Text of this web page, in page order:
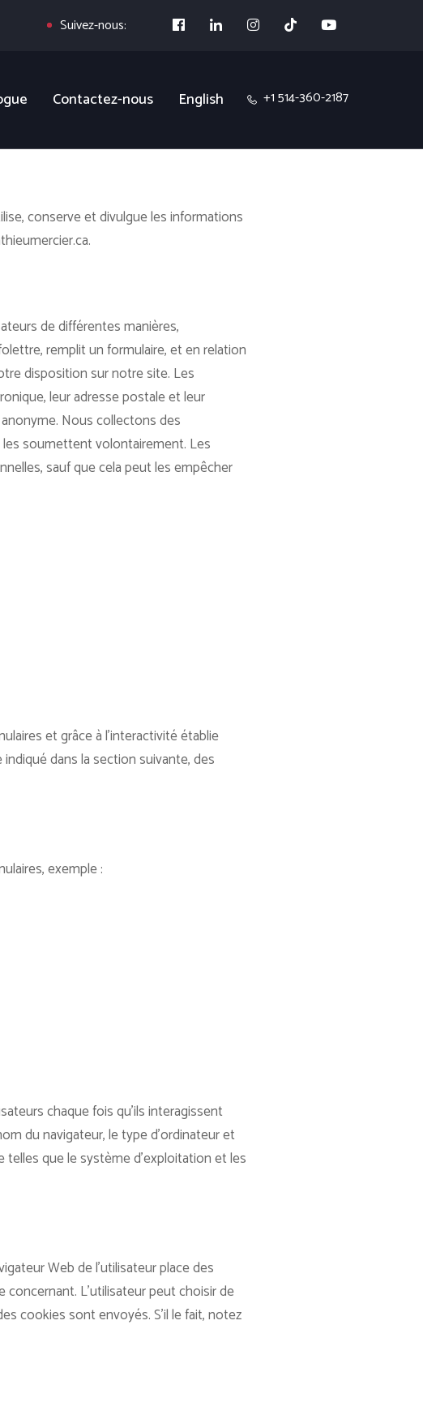
Suivez-nous:
Contactez-nous English +1 514-360-2187
conserve et divulgue les informations
de différentes manières,
remplit un formulaire, et en relation
disposition sur notre site. Les
leur adresse postale et leur
Nous collectons des
les soumettent volontairement. Les
sauf que cela peut les empêcher
et grâce à l’interactivité établie
dans la section suivante, des
exemple :
chaque fois qu’ils interagissent
du navigateur, le type d’ordinateur et
que le système d’exploitation et les
Web de l’utilisateur place des
L’utilisateur peut choisir de
cookies sont envoyés. S’il le fait, notez